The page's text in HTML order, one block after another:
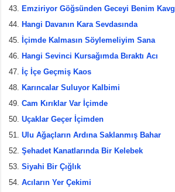
Emziriyor Göğsünden Geceyi Benim
Hangi Davanın Kara Sevdasında
İçimde Kalmasın Söylemeliyim Sana
Hangi Sevinci Kursağımda Bıraktı Acı
İç İçe Geçmiş Kaos
Karıncalar Suluyor Kalbimi
Cam Kırıklar Var İçimde
Uçaklar Geçer İçimden
Ulu Ağaçların Ardına Saklanmış Bahar
Şehadet Kanatlarında Bir Kelebek
Siyahi Bir Çığlık
Acıların Yer Çekimi